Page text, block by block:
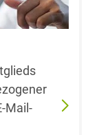
Mail-